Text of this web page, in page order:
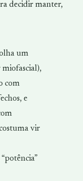
decidir manter,
um
com
e
vir